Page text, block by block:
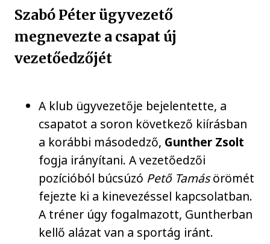
Szabó Péter ügyvezető
megnevezte a csapat új
vezetőedzőjét
A klub ügyvezetője bejelentette, a
csapatot a soron következő kiírásban
a korábbi másodedző, Gunther Zsolt
fogja irányítani. A vezetőedzői
pozícióból búcsúzó Pető Tamásörömét
fejezte ki a kinevezéssel kapcsolatban.
A tréner úgy fogalmazott, Guntherban
kellő alázat van a sportág iránt.